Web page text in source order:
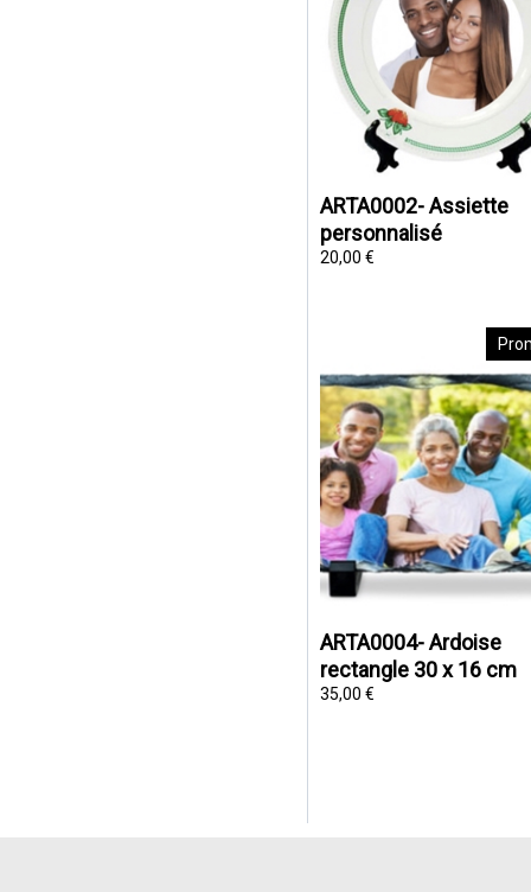
ARTA0002- Assiette
personnalisé
20,00 €
ARTA0004- Ardoise
rectangle 30 x 16 cm
35,00 €